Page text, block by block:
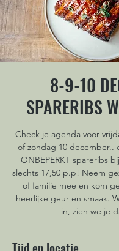
8-9-10
SPARERIBS
Check je agenda voor
of zondag 10 december..
ONBEPERKT spareribs
slechts 17,50 p.p! Neem
of familie mee en kom
heerlijke geur en smaak.
in, zien we je